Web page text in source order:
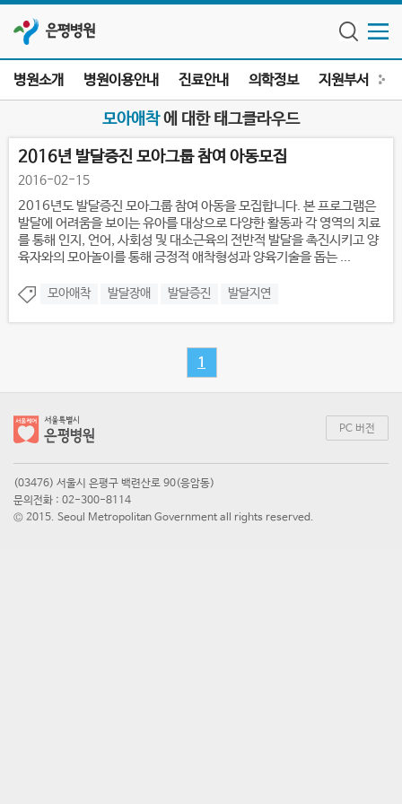
은평병원
병원소개 병원이용안내 진료안내 의학정보 지원부서
모아애착에 대한 태그클라우드
2016년 발달증진 모아그룹 참여 아동모집
2016-02-15
2016년도 발달증진 모아그룹 참여 아동을 모집합니다. 본 프로그램은
발달에 어려움을 보이는 유아를 대상으로 다양한 활동과 각 영역의 치료
를 통해 인지, 언어, 사회성 및 대소근육의 전반적 발달을 촉진시키고 양
육자와의 모아놀이를 통해 긍정적 애착형성과 양육기술을 돕는 ...
모아애착 발달장애 발달증진 발달지연
1
PC 버전
(03476) 서울시 은평구 백련산로 90(응암동)
문의전화 : 02-300-8114
© 2015. Seoul Metropolitan Government all rights reserved.